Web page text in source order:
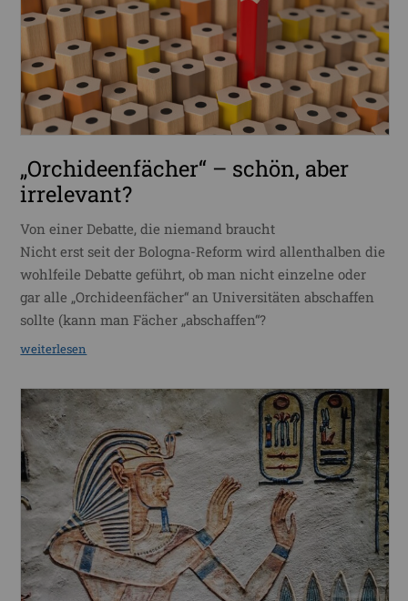
„Orchideenfächer“ – schön, aber
irrelevant?
Von einer Debatte, die niemand braucht
Nicht erst seit der Bologna-Reform wird allenthalben die
wohlfeile Debatte geführt, ob man nicht einzelne oder
gar alle „Orchideenfächer“ an Universitäten abschaffen
sollte (kann man Fächer „abschaffen“?
weiterlesen